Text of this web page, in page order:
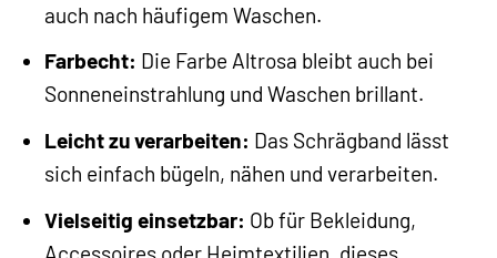
auch nach häufigem Waschen.
Farbecht: Die Farbe Altrosa bleibt auch bei
Sonneneinstrahlung und Waschen brillant.
Leicht zu verarbeiten: Das Schrägband lässt
sich einfach bügeln, nähen und verarbeiten.
Vielseitig einsetzbar: Ob für Bekleidung,
Accessoires oder Heimtextilien, dieses